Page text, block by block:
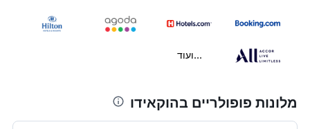
...ועוד
מלונות פופולריים בהוקאידו